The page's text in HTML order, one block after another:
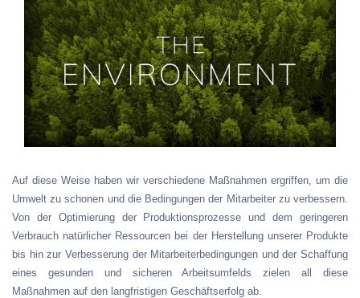
Auf diese Weise haben wir verschiedene Maßnahmen ergriffen, um die
Umwelt zu schonen und die Bedingungen der Mitarbeiter zu verbessern.
Von der Optimierung der Produktionsprozesse und dem geringeren
Verbrauch natürlicher Ressourcen bei der Herstellung unserer Produkte
bis hin zur Verbesserung der Mitarbeiterbedingungen und der Schaffung
eines gesunden und sicheren Arbeitsumfelds zielen all diese
Maßnahmen auf den langfristigen Geschäftserfolg ab.